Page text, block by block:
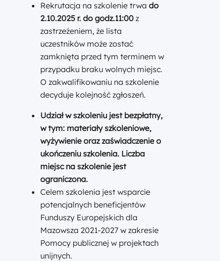
Rekrutacja na szkolenie trwa do
2.10.2025 r. do godz.11:00 z
zastrzeżeniem, że lista
uczestników może zostać
zamknięta przed tym terminem w
przypadku braku wolnych miejsc.
O zakwalifikowaniu na szkolenie
decyduje kolejność zgłoszeń.
Udział w szkoleniu jest bezpłatny,
w tym: materiały szkoleniowe,
wyżywienie oraz zaświadczenie o
ukończeniu szkolenia. Liczba
miejsc na szkolenie jest
ograniczona.
Celem szkolenia jest wsparcie
potencjalnych beneficjentów
Funduszy Europejskich dla
Mazowsza 2021-2027 w zakresie
Pomocy publicznej w projektach
unijnych.